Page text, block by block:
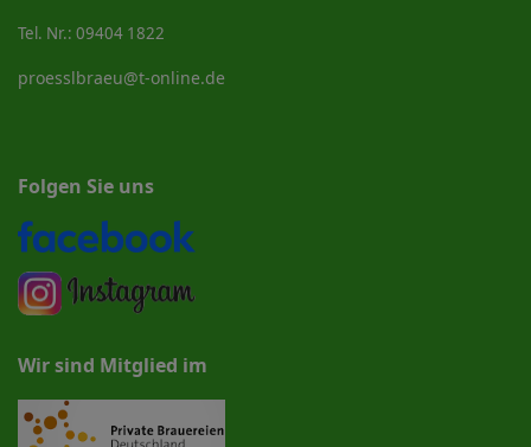
Tel. Nr.: 09404 1822
proesslbraeu@t-online.de
Folgen Sie uns
Wir sind Mitglied im